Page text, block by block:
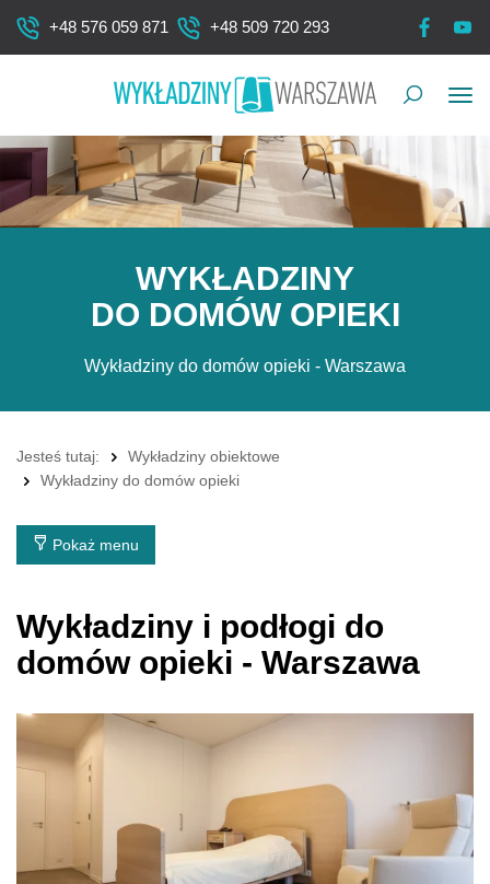
+48 576 059 871 +48 509 720 293
WYKŁADZINY
DO DOMÓW OPIEKI
Wykładziny do domów opieki - Warszawa
Jesteś tutaj:
Wykładziny obiektowe
Wykładziny do domów opieki
Pokaż menu
Wykładziny i podłogi do
domów opieki - Warszawa